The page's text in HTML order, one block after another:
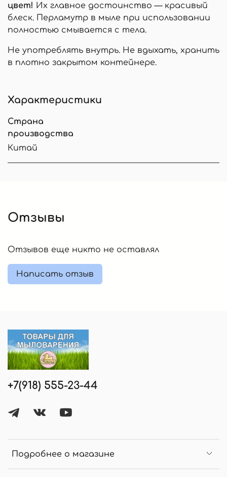
цвет! Их главное достоинство — красивый
блеск. Перламутр в мыле при использовании
полностью смывается с тела.
Не употреблять внутрь. Не вдыхать, хранить
в плотно закрытом контейнере.
Характеристики
Страна
производства
Китай
Отзывы
Отзывов еще никто не оставлял
Написать отзыв
Подробнее о магазине
+7(918) 555-23-44